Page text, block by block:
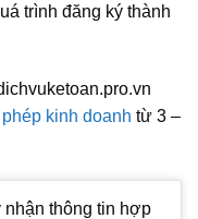
trình đăng ký thành
kinh doanh từ 3 –
nhận thông tin hợp